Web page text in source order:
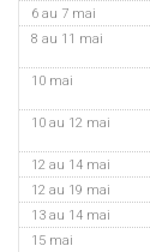
6 au 7 mai
8 au 11 mai
10 mai
10 au 12 mai
12 au 14 mai
12 au 19 mai
13 au 14 mai
15 mai